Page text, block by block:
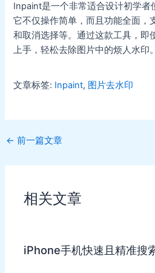
Inpaint是一个非常适合设计初学者
它不仅操作简单，而且功能全面，
和取消选择等。通过这款工具，即
上手，轻松去除图片中的烦人水印。
文章标签: Inpaint, 图片去水印
Post
← 前一篇文章
相关文章
iPhone手机快速且精准搜